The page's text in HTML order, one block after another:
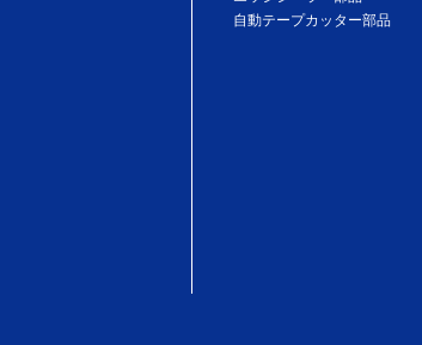
自動テープカッター部品